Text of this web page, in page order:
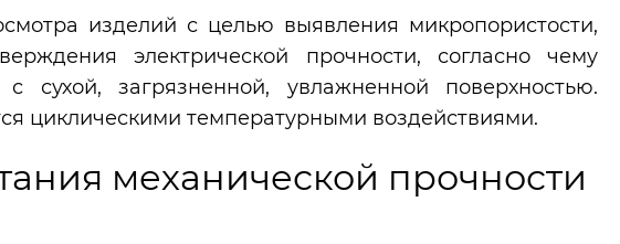
изделий с целью выявления микропористости,
электрической прочности, согласно чему
сухой, загрязненной, увлажненной поверхностью.
циклическими температурными воздействиями.
механической прочности